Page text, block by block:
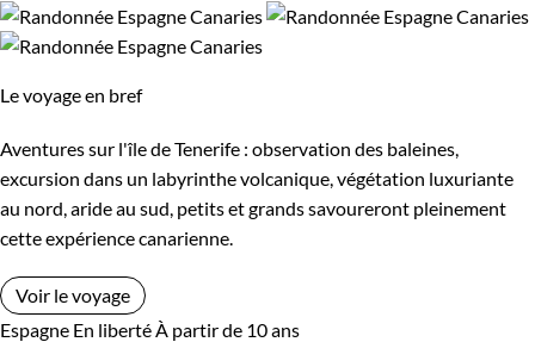
Le voyage en bref
Aventures sur l'île de Tenerife : observation des baleines,
excursion dans un labyrinthe volcanique, végétation luxuriante
au nord, aride au sud, petits et grands savoureront pleinement
cette expérience canarienne.
Voir le voyage
Espagne En libertéÀ partir de 10 ans